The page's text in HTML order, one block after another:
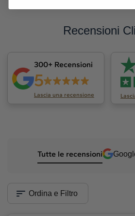
Recensioni
300+ Recensioni
5
Lascia una recensione
Tutte le recensioni
Ordina e Filtro